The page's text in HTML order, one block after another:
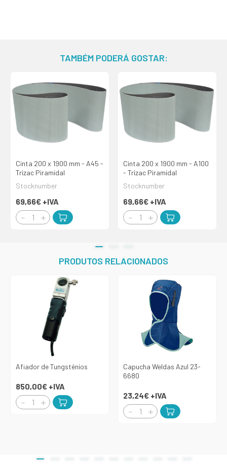
TAMBÉM PODERÁ GOSTAR:
Cinta 200 x 1900 mm - A45 -
Trizac Piramidal
Stocknumber
69,66€ +IVA
Cinta 200 x 1900 mm - A100
- Trizac Piramidal
Stocknumber
69,66€ +IVA
PRODUTOS RELACIONADOS
Afiador de Tungsténios
850,00€ +IVA
Capucha Weldas Azul 23-
6680
23,24€ +IVA